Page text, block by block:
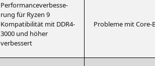
Per­for­mance­ver­bes­se­
rung für Ryzen 9
Kom­pa­ti­bi­li­tät mit DDR4-
3000 und höher
verbessert
Pro­ble­me mit Core-